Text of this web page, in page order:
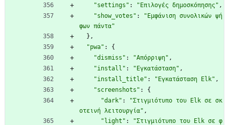
"settings" : "Επιλογές δημοσκόπησης" ,
"show_votes" :
"Εμφάνιση συνολικών ψή
φων πάντα"
} ,
"pwa" :
{
"dismiss" : "Απόρριψη" ,
"install" : "Εγκατάσταση" ,
"install_title" : "Εγκατάσταση Elk" ,
"screenshots" :
{
"dark" :
"Στιγμιότυπο του Elk σε σκ
οτεινή λειτουργία" ,
"light" :
"Στιγμιότυπο του Elk σε φ